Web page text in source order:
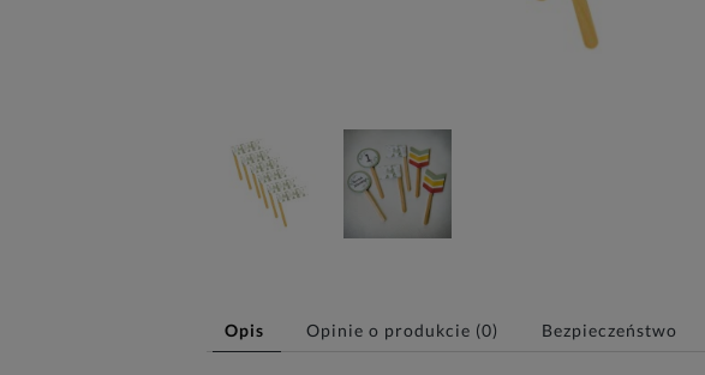
Opis Opinie o produkcie (0) Bezpieczeństwo